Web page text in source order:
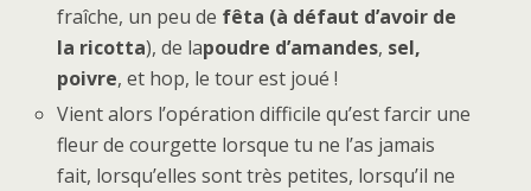
fraîche, un peu de fêta (à défaut d’avoir de
la ricotta), de lapoudre d’amandes, sel,
poivre, et hop, le tour est joué !
Vient alors l’opération difficile qu’est farcir une
fleur de courgette lorsque tu ne l’as jamais
fait, lorsqu’elles sont très petites, lorsqu’il ne